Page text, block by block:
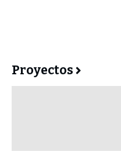
Proyectos